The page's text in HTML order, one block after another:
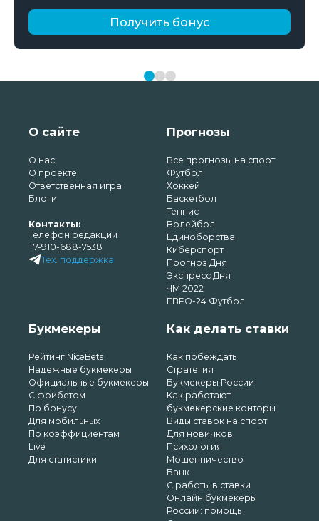
Получить бонус
О сайте
О нас
О проекте
Ответственная игра
Блоги
Контакты:
Телефон редакции
+7-910-688-7538
Тех. поддержка
Прогнозы
Все прогнозы на спорт
Футбол
Хоккей
Баскетбол
Теннис
Волейбол
Единоборства
Киберспорт
Прогноз Дня
Экспресс Дня
ЧМ 2022
ЕВРО-24 Футбол
Букмекеры
Рейтинг NiceBets
Надежные букмекеры
Официальные букмекеры
С фрибетом
По бонусу
Для мобильных
По коэффициентам
Live
Для статистики
Как делать ставки
Как побеждать
Стратегия
Букмекеры России
Как работают
букмекерские конторы
Виды ставок на спорт
Для новичков
Психология
Мошенничество
Банк
С работы в ставки
Онлайн букмекеры
России: помощь